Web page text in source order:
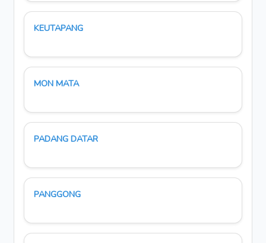
KEUTAPANG
MON MATA
PADANG DATAR
PANGGONG